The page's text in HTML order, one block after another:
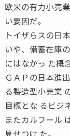
欧米の有力小売
い要因だ。
トイザらスの日
いや、備蓄在庫
にはなかっ た概
ＧＡＰの日本進
る製造型小売業
目標とな るビジ
またカルフール
見せつけ た。